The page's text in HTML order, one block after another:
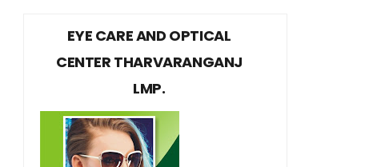
EYE CARE AND OPTICAL
CENTER THARVARANGANJ
LMP.